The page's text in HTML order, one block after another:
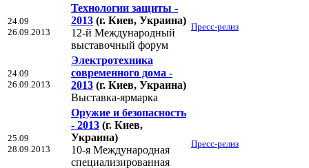
24.09
26.09.2013
Технологии защиты -
2013 (г. Киев, Украина)
12-й Международный
выставочный форум
Пресс-релиз
24.09
26.09.2013
Электротехника
современного дома -
2013 (г. Киев, Украина)
Выставка-ярмарка
25.09
28.09.2013
Оружие и безопасность
- 2013 (г. Киев,
Украина)
10-я Международная
специализированная
Пресс-релиз